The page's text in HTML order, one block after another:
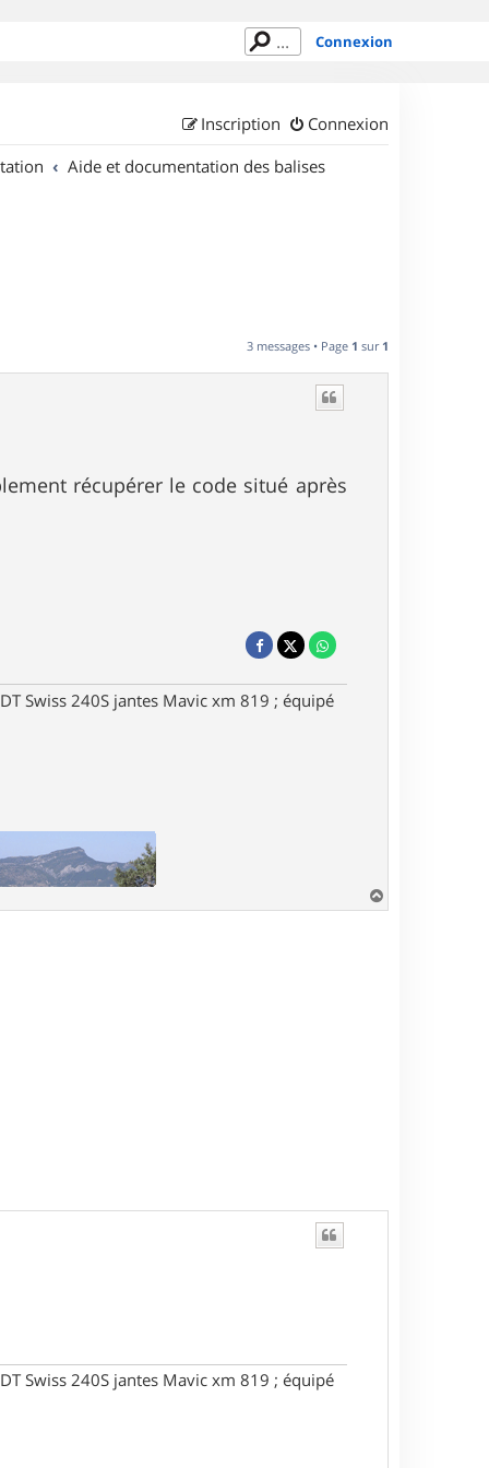
Connexion
Connexion
Inscription
Aide et documentation des balises
3 messages • Page 1 sur 1
récupérer le code situé après
Swiss 240S jantes Mavic xm 819 ; équipé
a
Swiss 240S jantes Mavic xm 819 ; équipé